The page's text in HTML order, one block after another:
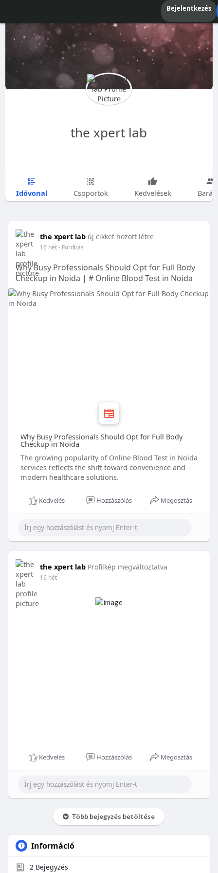
Bejelentkezés
the xpert lab
Idővonal Csoportok Kedvelések
the xpert lab új cikket hozott létre
16 hét- Fordítás
Why Busy Professionals Should Opt for Full Body
Checkup in Noida | # Online Blood Test in Noida
Why Busy Professionals Should Opt for Full Body
Checkup in Noida
The growing popularity of Online Blood Test in Noida
services reflects the shift toward convenience and
modern healthcare solutions.
Kedvelés Hozzászólás Megosztás
the xpert lab Profilkép megváltoztatva
16 hét
Kedvelés Hozzászólás Megosztás
Több bejegyzés betöltése
Információ
2Bejegyzés